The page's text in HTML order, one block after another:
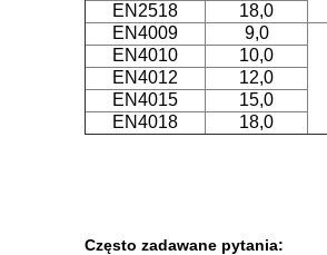
EN2518
18,0
EN4009
9,0
EN4010
10,0
EN4012
12,0
EN4015
15,0
EN4018
18,0
Często zadawane pytania: